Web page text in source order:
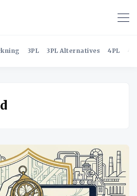
3PL 3PL Alternatives 4PL